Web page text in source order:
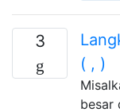
3
( , )
besar